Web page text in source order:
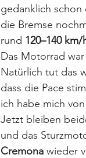
gedanklich
die Bremse
rund 120–140 km/
Das Motorrad
Natürlich tut das
dass die Pace
ich habe mich
Jetzt bleiben
und das
Cremona wieder